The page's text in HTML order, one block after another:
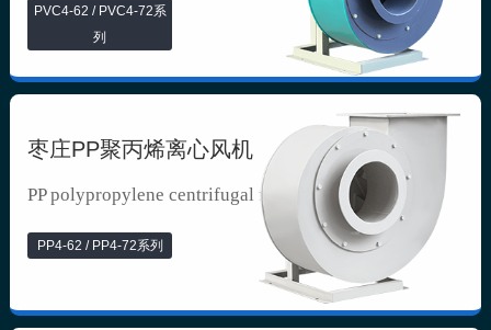
PVC4-62 / PVC4-72系
列
枣庄PP聚丙烯离心风机
PP polypropylene centrifugal fan
PP4-62 / PP4-72系列